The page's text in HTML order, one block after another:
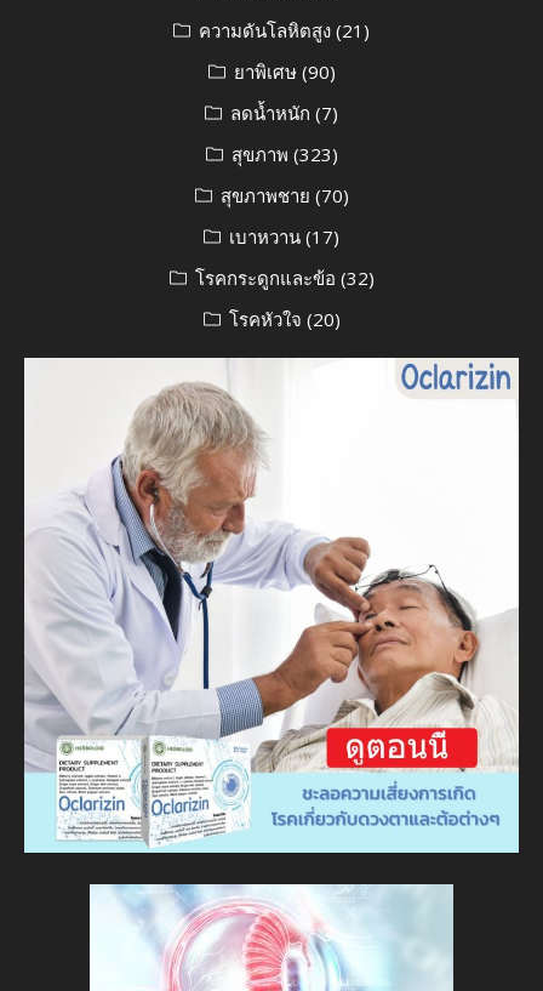
ความดันโลหิตสูง (21)
ยาพิเศษ(90)
ลดน้ำหนัก (7)
สุขภาพ (323)
สุขภาพชาย (70)
เบาหวาน (17)
โรคกระดูกและข้อ (32)
โรคหัวใจ (20)